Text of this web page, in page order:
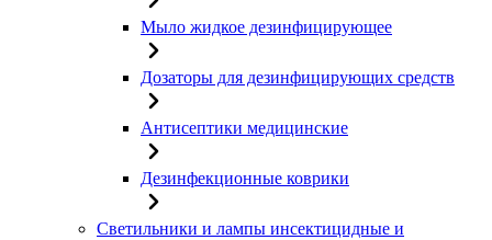
Мыло жидкое дезинфицирующее
Дозаторы для дезинфицирующих средств
Антисептики медицинские
Дезинфекционные коврики
Светильники и лампы инсектицидные и